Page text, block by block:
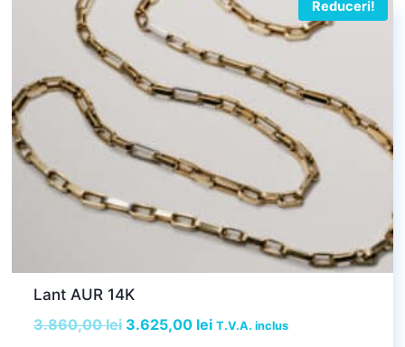
Reduceri!
Lant AUR 14K
3.860,00lei Prețul
3.625,00 leiPrețul
T.V.A. inclus